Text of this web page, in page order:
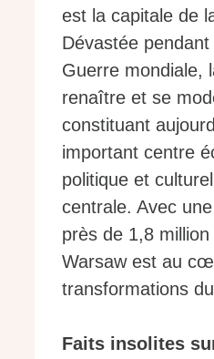
est la capitale de
Dévastée
Guerre mondiale,
renaître et se
constituant
important centre
politique et
centrale. Avec
près de 1,8 million
Warsaw est au
transformations
Faits insolites